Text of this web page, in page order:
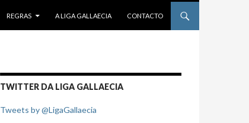
REGRAS A LIGA GALLAECIA CONTACTO
TWITTER DA LIGA GALLAECIA
Tweets by @LigaGallaecia